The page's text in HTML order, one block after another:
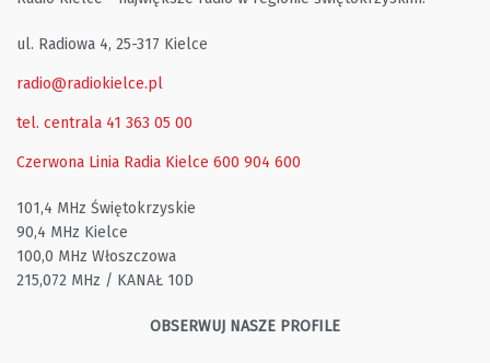
ul. Radiowa 4, 25-317 Kielce
radio@radiokielce.pl
tel. centrala 41 363 05 00
Czerwona Linia Radia Kielce 600 904 600
101,4 MHz Świętokrzyskie
90,4 MHz Kielce
100,0 MHz Włoszczowa
215,072 MHz / KANAŁ 10D
OBSERWUJ NASZE PROFILE